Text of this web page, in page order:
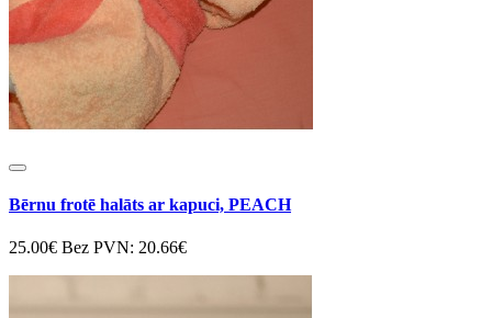
Bērnu frotē halāts ar kapuci, PEACH
25.00€ Bez PVN: 20.66€